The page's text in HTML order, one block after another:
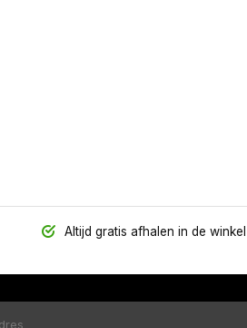
Altijd gratis afhalen in de winkel